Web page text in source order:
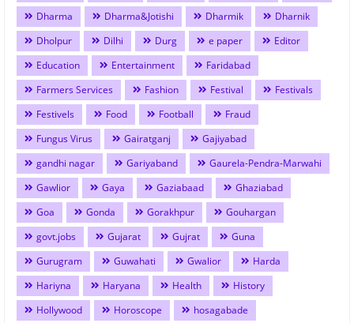
Dharma Dharma&Jotishi Dharmik
Dharnik
Dholpur
Dilhi Durg e paper
Editor
Education
Entertainment
Faridabad
Farmers Services
Fashion Festival
Festivals
Festivels
Food Football
Fraud
Fungus Virus
Gairatganj
Gajiyabad
gandhi nagar
Gariyaband
Gaurela-Pendra-Marwahi
Gawlior
Gaya Gaziabaad
Ghaziabad
Goa
Gonda Gorakhpur
Gouhargan
govt.jobs
Gujarat Gujrat
Guna
Gurugram
Guwahati Gwalior
Harda
Hariyna
Haryana Health
History
Hollywood
Horoscope
hosagabade